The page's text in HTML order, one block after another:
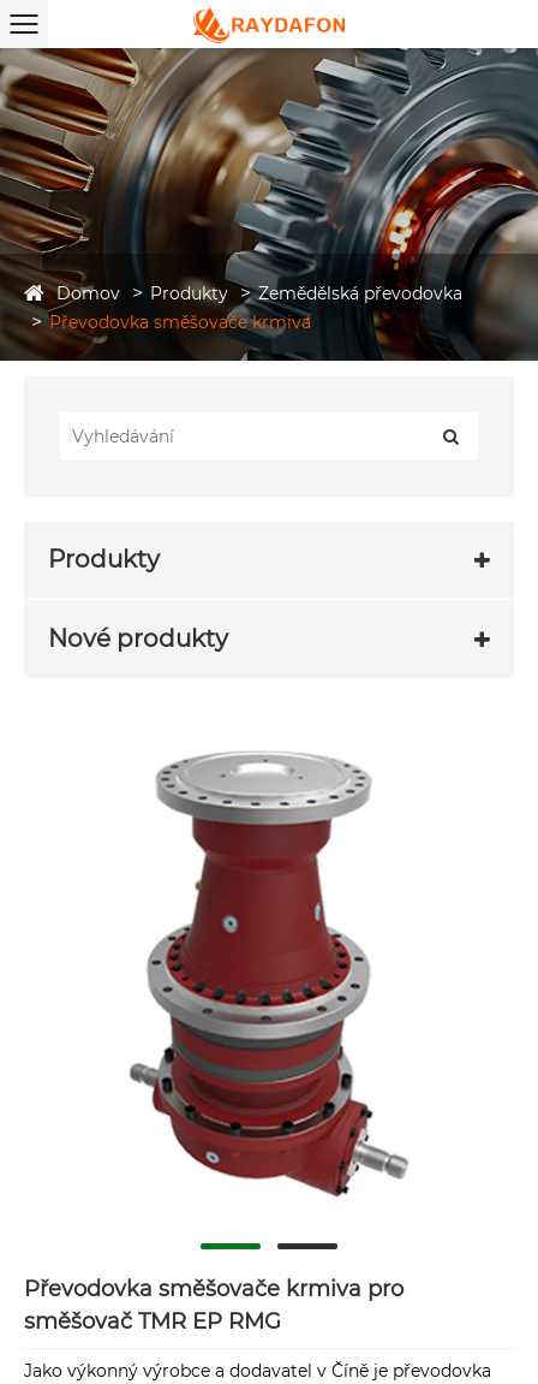
Domov Produkty
Zemědělská převodovka
Převodovka směšovače krmiva
Produkty
Nové produkty
Převodovka směšovače krmiva pro
směšovač TMR EP RMG
Jako výkonný výrobce a dodavatel v Číně je převodovka